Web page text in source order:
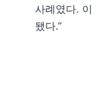
사례였다. 이
됐다.”